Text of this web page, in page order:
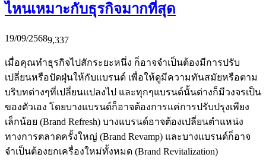
ไหนเหมาะกับธุรกิจมากที่สุด
19/09/25689,337
เมื่อคุณทำธุรกิจไปสักระยะหนึ่ง ก็อาจจำเป็นต้องมีการปรับ
เปลี่ยนหรือปัดฝุ่นให้กับแบรนด์ เพื่อให้ดูมีความทันสมัยหรือตาม
บริบทต่างๆที่เปลี่ยนแปลงไป และทุกๆแบรนด์นั้นต่างก็มีวงจรเป็น
ของตัวเอง โดยบางแบรนด์ก็อาจต้องการแค่การปรับปรุงเพียง
เล็กน้อย (Brand Refresh) บางแบรนด์อาจต้องเปลี่ยนตำแหน่ง
ทางการตลาดครั้งใหญ่ (Brand Revamp) และบางแบรนด์ก็อาจ
จำเป็นต้องยกเครื่องใหม่ทั้งหมด (Brand Revitalization)